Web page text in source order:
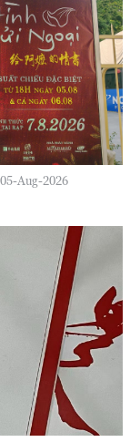
05-Aug-2026